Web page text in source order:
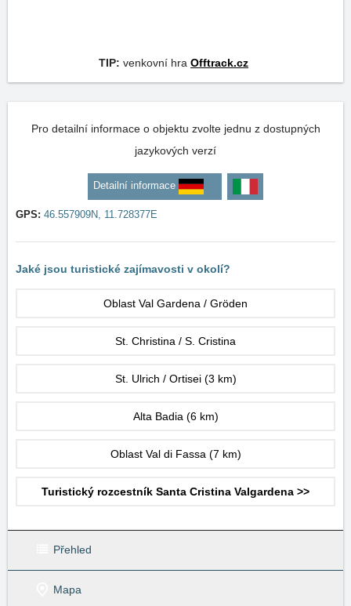
TIP: venkovní hra Offtrack.cz
Pro detailní informace o objektu zvolte jednu z dostupných
jazykových verzí
Detailní informace
GPS: 46.557909N, 11.728377E
Jaké jsou turistické zajímavosti v okolí?
Oblast Val Gardena / Gröden
St. Christina / S. Cristina
St. Ulrich / Ortisei (3 km)
Alta Badia (6 km)
Oblast Val di Fassa (7 km)
Turistický rozcestník Santa Cristina Valgardena >>
Přehled
Mapa